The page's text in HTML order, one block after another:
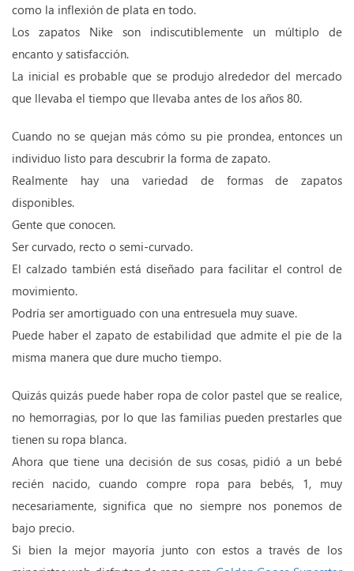
como la inflexión de plata en todo.
Los zapatos Nike son indiscutiblemente un múltiplo de
encanto y satisfacción.
La inicial es probable que se produjo alrededor del mercado
que llevaba el tiempo que llevaba antes de los años 80.
Cuando no se quejan más cómo su pie prondea, entonces un
individuo listo para descubrir la forma de zapato.
Realmente hay una variedad de formas de zapatos
disponibles.
Gente que conocen.
Ser curvado, recto o semi-curvado.
El calzado también está diseñado para facilitar el control de
movimiento.
Podría ser amortiguado con una entresuela muy suave.
Puede haber el zapato de estabilidad que admite el pie de la
misma manera que dure mucho tiempo.
Quizás quizás puede haber ropa de color pastel que se realice,
no hemorragias, por lo que las familias pueden prestarles que
tienen su ropa blanca.
Ahora que tiene una decisión de sus cosas, pidió a un bebé
recién nacido, cuando compre ropa para bebés, 1, muy
necesariamente, significa que no siempre nos ponemos de
bajo precio.
Si bien la mejor mayoría junto con estos a través de los